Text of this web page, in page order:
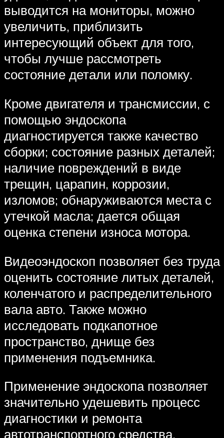
выводится на мониторы, можно
увеличить, приблизить
интересующий объект для того,
чтобы лучше рассмотреть
состояние детали или поломку.
Кроме двигателя и трансмиссии, с
помощью эндоскопа
диагностируется также качество
сборки; состояние разных деталей;
наличие повреждений в виде
трещин, царапин, коррозии,
изломов; обнаруживаются места с
утечкой масла; дается общая
оценка степени износа мотора.
Видеоэндоскоп позволяет без труда
оценить состояние литых деталей,
коленчатого и распределительного
вала авто. Также можно
исследовать подкапотное
пространство, днище без
применения подъемника.
Применение эндоскопа позволяет
значительно удешевить процесс
диагностики и ремонта
автотранспортного средства,